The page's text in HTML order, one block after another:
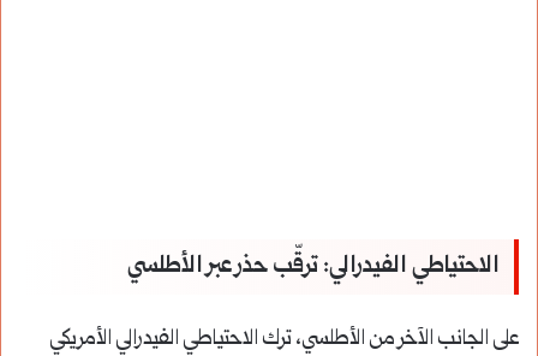
الاحتياطي الفيدرالي: ترقّب حذر عبر الأطلسي
على الجانب الآخر من الأطلسي، ترك الاحتياطي الفيدرالي الأمريكي